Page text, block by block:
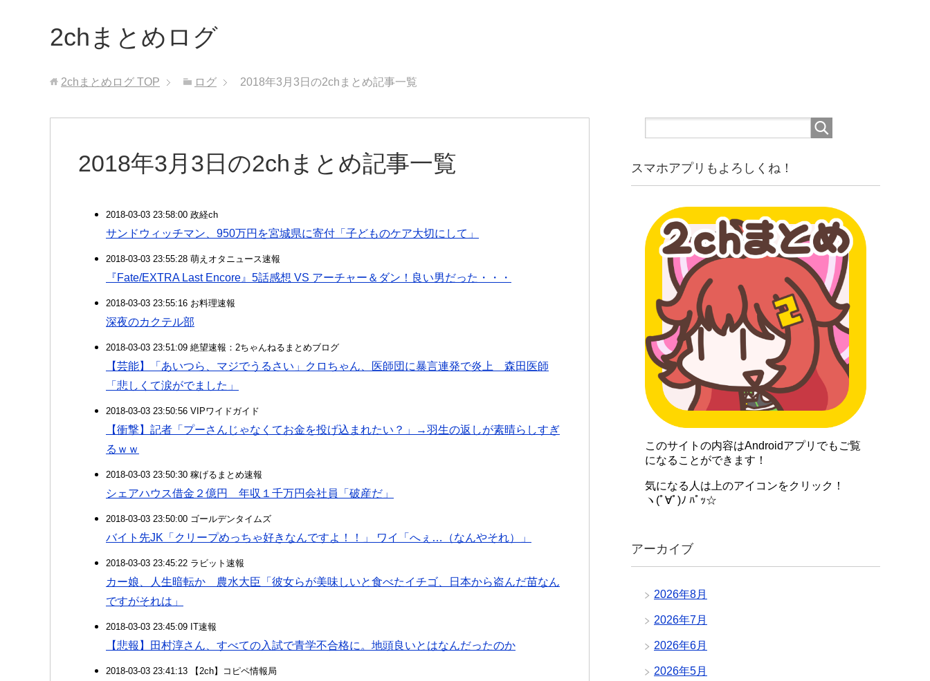
2chまとめログ
2chまとめログ TOP ログ 2018年3月3日の2chまとめ記事一覧
2018年3月3日の2chまとめ記事一覧
2018-03-03 23:58:00 政経ch
サンドウィッチマン、950万円を宮城県に寄付「子どものケア大切にして」
2018-03-03 23:55:28 萌えオタニュース速報
『Fate/EXTRA Last Encore』5話感想 VS アーチャー＆ダン！良い男だった・・・
2018-03-03 23:55:16 お料理速報
深夜のカクテル部
2018-03-03 23:51:09 絶望速報：2ちゃんねるまとめブログ
【芸能】「あいつら、マジでうるさい」クロちゃん、医師団に暴言連発で炎上 森田医師
「悲しくて涙がでました」
2018-03-03 23:50:56 VIPワイドガイド
【衝撃】記者「プーさんじゃなくてお金を投げ込まれたい？」→羽生の返しが素晴らしすぎ
るｗｗ
2018-03-03 23:50:30 稼げるまとめ速報
シェアハウス借金２億円 年収１千万円会社員「破産だ」
2018-03-03 23:50:00 ゴールデンタイムズ
バイト先JK「クリープめっちゃ好きなんですよ！！」 ワイ「へぇ…（なんやそれ）」
2018-03-03 23:45:22 ラビット速報
カー娘、人生暗転か 農水大臣「彼女らが美味しいと食べたイチゴ、日本から盗んだ苗なん
ですがそれは」
2018-03-03 23:45:09 IT速報
【悲報】田村淳さん、すべての入試で青学不合格に。地頭良いとはなんだったのか
2018-03-03 23:41:13 【2ch】コピペ情報局
スマホアプリもよろしくね！
このサイトの内容はAndroidアプリでもご覧
になることができます！
気になる人は上のアイコンをクリック！
ヽ(ﾟ∀ﾟ)ﾉ ﾊﾟｯ☆
アーカイブ
2026年8月
2026年7月
2026年6月
2026年5月